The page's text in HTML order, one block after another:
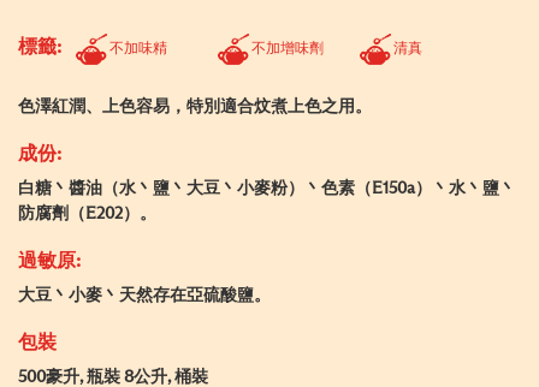
標籤: 不加味精 不加增味劑 清真
色澤紅潤、上色容易，特別適合炆煮上色之用。
成份:
白糖丶醬油（水丶鹽丶大豆丶小麥粉）丶色素（E150a）丶水丶鹽丶
防腐劑（E202）。
過敏原:
大豆丶小麥丶天然存在亞硫酸鹽。
包裝
500豪升, 瓶裝 8公升, 桶裝